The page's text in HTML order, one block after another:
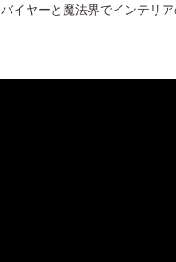
バイヤーと魔法界でインテリ